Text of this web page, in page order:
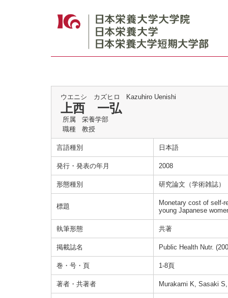
ウエニシ カズヒロ Kazuhiro Uenishi
上西 一弘
所属
栄養学部
職種
教授
言語種別 日本語
発行・発表の年月 2008
形態種別 研究論文（学術雑誌）
標題
Monetary cost of self-
young Japanese
執筆形態 共著
掲載誌名 Public Health Nutr.
巻・号・頁 1-8頁
著者・共著者 Murakami K, Sasaki